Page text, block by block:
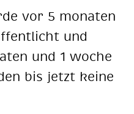
vor 5 monaten
und
und 1 woche
bis jetzt keine